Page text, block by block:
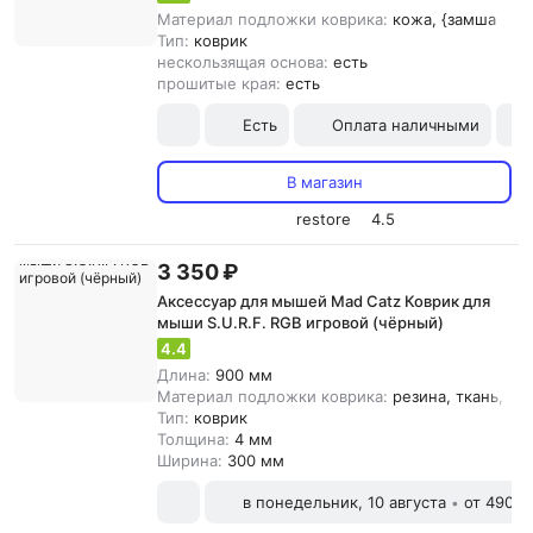
Материал подложки коврика: кожа, {замша
Тип: коврик
нескользящая основа: есть
прошитые края: есть
Есть Оплата наличными
В магазин
restore
4.5
3 350 ₽
Аксессуар для мышей Mad Catz Коврик для
мыши S.U.R.F. RGB игровой (чёрный)
4.4
Длина: 900 мм
Материал подложки коврика: резина, ткань,
Тип: коврик
Толщина: 4 мм
Ширина: 300 мм
в понедельник, 10 августа • от 490 ₽